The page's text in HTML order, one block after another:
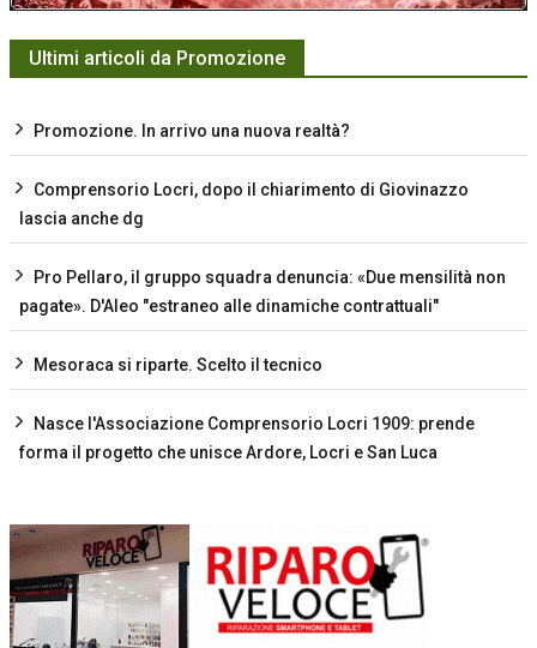
Ultimi articoli da Promozione
Promozione. In arrivo una nuova realtà?
Comprensorio Locri, dopo il chiarimento di Giovinazzo
lascia anche dg
Pro Pellaro, il gruppo squadra denuncia: «Due mensilità non
pagate». D'Aleo "estraneo alle dinamiche contrattuali"
Mesoraca si riparte. Scelto il tecnico
Nasce l'Associazione Comprensorio Locri 1909: prende
forma il progetto che unisce Ardore, Locri e San Luca